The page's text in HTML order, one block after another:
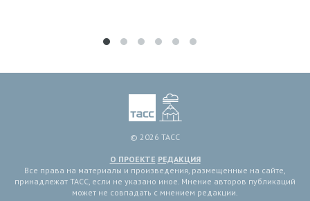
© 2026 ТАСС
О ПРОЕКТЕ РЕДАКЦИЯ
Все права на материалы и произведения, размещенные на сайте,
принадлежат ТАСС, если не указано иное. Мнение авторов публикаций
может не совпадать с мнением редакции.